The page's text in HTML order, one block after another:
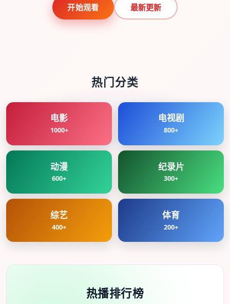
开始观看 最新更新
热门分类
电影
1000+
电视剧
800+
动漫
600+
纪录片
300+
综艺
400+
体育
200+
热播排行榜